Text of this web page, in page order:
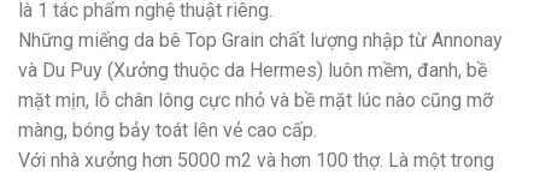
là 1 tác phẩm nghệ thuật riêng.
Những miếng da bê Top Grain chất lượng nhập từ Annonay
và Du Puy (Xưởng thuộc da Hermes) luôn mềm, đanh, bề
mặt mịn, lỗ chân lông cực nhỏ và bề mặt lúc nào cũng mỡ
màng, bóng bảy toát lên vẻ cao cấp.
Với nhà xưởng hơn 5000 m2 và hơn 100 thợ. Là một trong